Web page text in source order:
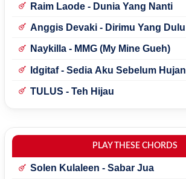
Raim Laode - Dunia Yang Nanti
Anggis Devaki - Dirimu Yang Dulu
Naykilla - MMG (My Mine Gueh)
Idgitaf - Sedia Aku Sebelum Hujan
TULUS - Teh Hijau
PLAY THESE CHORDS
Solen Kulaleen - Sabar Jua